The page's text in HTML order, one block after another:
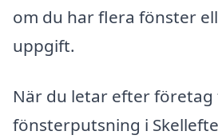
om du har flera fönster
uppgift.
När du letar efter
fönsterputsning i